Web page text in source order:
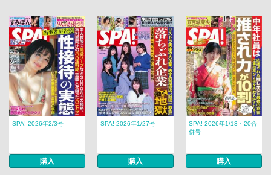
SPA! 2026年2/3号
購入
SPA! 2026年1/27号
購入
SPA! 2026年1/13・20合
併号
購入